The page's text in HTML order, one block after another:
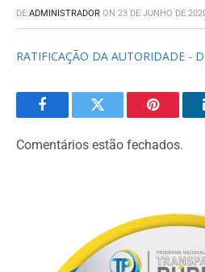
DE ADMINISTRADOR ON 23 DE JUNHO DE
RATIFICAÇÃO DA AUTORIDADE -
FacebookTwitter Pinterest
Comentários estão fechados.